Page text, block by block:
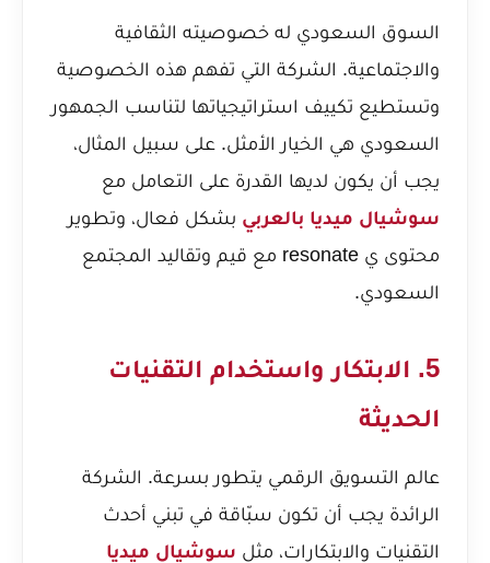
السوق السعودي له خصوصيته الثقافية
والاجتماعية. الشركة التي تفهم هذه الخصوصية
وتستطيع تكييف استراتيجياتها لتناسب الجمهور
السعودي هي الخيار الأمثل. على سبيل المثال،
يجب أن يكون لديها القدرة على التعامل مع
سوشيال ميديا بالعربي بشكل فعال، وتطوير
محتوى ي resonate مع قيم وتقاليد المجتمع
السعودي.
5. الابتكار واستخدام التقنيات
الحديثة
عالم التسويق الرقمي يتطور بسرعة. الشركة
الرائدة يجب أن تكون سبّاقة في تبني أحدث
التقنيات والابتكارات، مثل سوشيال ميديا